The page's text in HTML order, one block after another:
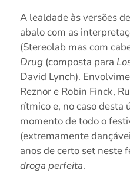
A lealdade às versões
abalo com as
(Stereolab mas com
Drug (composta para
David Lynch).
Reznor e Robin Finck,
rítmico e, no caso desta
momento de todo o
(extremamente
anos de certo set neste
droga perfeita.